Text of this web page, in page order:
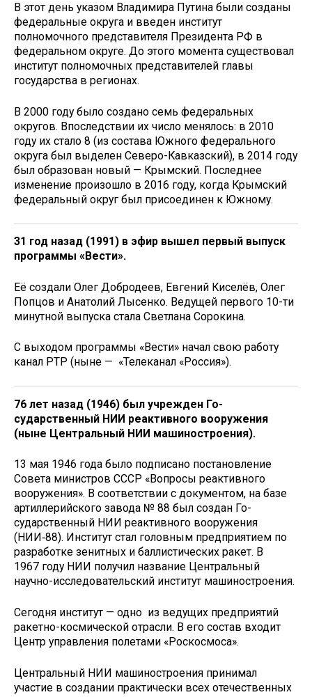
В этот день указом Владимира Путина были созданы
федеральные округа и введен институт
полномочного представителя Президента РФ в
федеральном округе. До этого момента существовал
институт полномочных представителей главы
государства в регионах.
В 2000 году было создано семь федеральных
округов. Впоследствии их число менялось: в 2010
году их стало 8 (из состава Южного федерального
округа был выделен Северо-Кавказский), в 2014 году
был образован новый — Крымский. Последнее
изменение произошло в 2016 году, когда Крымский
федеральный округ был присоединен к Южному.
31 год назад (1991) в эфир вышел первый выпуск
программы «Вести».
Её создали Олег Добродеев, Евгений Киселёв, Олег
Попцов и Анатолий Лысенко. Ведущей первого 10-ти
минутной выпуска стала Светлана Сорокина.
С выходом программы «Вести» начал свою работу
канал РТР (ныне — «Телеканал «Россия»).
76 лет назад (1946) был учрежден Го­
сударственный НИИ реактивного вооружения
(ныне Центральный НИИ машиностроения).
13 мая 1946 года было подписано постановление
Совета министров СССР «Вопросы реактивного
вооружения». В соответствии с документом, на базе
артиллерийского завода № 88 был создан Го­
сударственный НИИ реактивного вооружения
(НИИ‑88). Институт стал голов­ным предприятием по
разработке зенитных и баллистиче­ских ракет. В
1967 году НИИ получил название Центральный
научно-исследовательский институт машиностроения.
Сегодня институт — одно из ведущих предприятий
ракетно-космической отрас­ли. В его состав входит
Центр управления полетами «Роскосмоса».
Центральный НИИ машиностроения принимал
участие в создании практически всех отечественных